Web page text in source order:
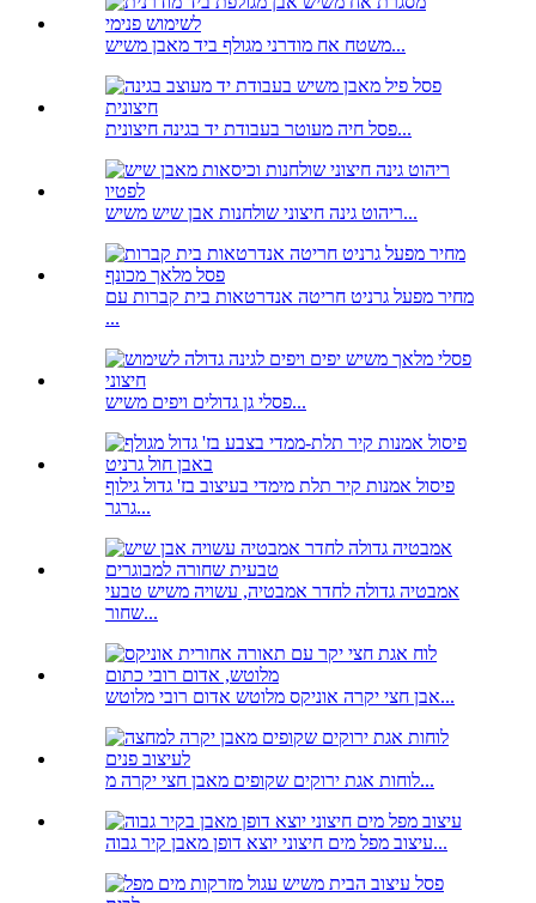
משטח אח מודרני מגולף ביד מאבן משיש...
פסל חיה מעוטר בעבודת יד בגינה חיצונית...
ריהוט גינה חיצוני שולחנות אבן שיש משיש...
מחיר מפעל גרניט חריטה אנדרטאות בית קברות עם
...
פסלי גן גדולים ויפים משיש...
פיסול אמנות קיר תלת מימדי בעיצוב בז' גדול גילוף
גרגר...
אמבטיה גדולה לחדר אמבטיה, עשויה משיש טבעי
שחור...
אבן חצי יקרה אוניקס מלוטש אדום רובי מלוטש...
לוחות אגת ירוקים שקופים מאבן חצי יקרה מ...
עיצוב מפל מים חיצוני יוצא דופן מאבן קיר גבוה...